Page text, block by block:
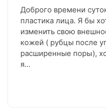
Доброго времени
пластика лица. Я бы
изменить свою
кожей ( рубцы после
расширенные поры),
я…